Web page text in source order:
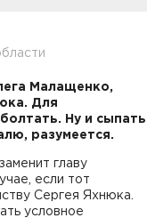
Малащенко,
Для
Ну и сыпать
разумеется.
главу
если тот
Сергея Яхнюка.
условное